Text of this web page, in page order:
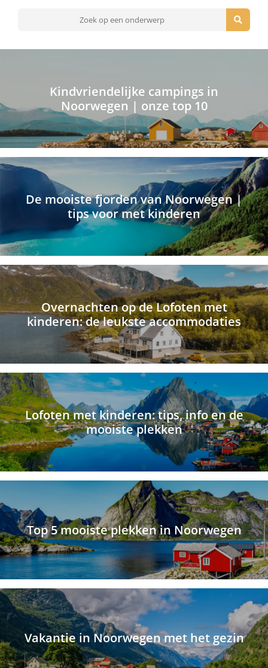
Kindvriendelijke campings in
Noorwegen | onze top 10
De mooiste fjorden van Noorwegen |
tips voor met kinderen
Overnachten op de Lofoten met
kinderen: de leukste accommodaties
Lofoten met kinderen: tips, info en de
mooiste plekken
Top 5 mooiste plekken in Noorwegen
Vakantie in Noorwegen met het gezin